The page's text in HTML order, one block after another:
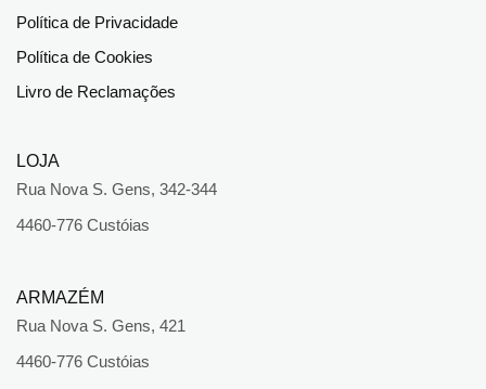
Política de Privacidade
Política de Cookies
Livro de Reclamações
LOJA
Rua Nova S. Gens, 342-344
4460-776 Custóias
ARMAZÉM
Rua Nova S. Gens, 421
4460-776 Custóias